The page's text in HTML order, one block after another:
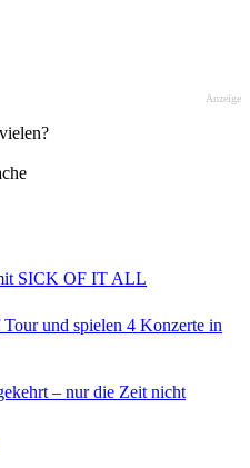
Anzeige
SICK OF IT ALL
und spielen 4 Konzerte in
– nur die Zeit nicht